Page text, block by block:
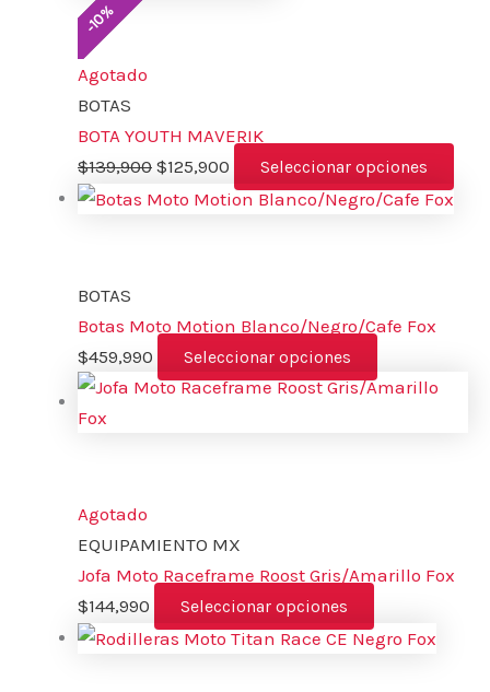
-
10
%
Agotado
BOTAS
BOTA YOUTH MAVERIK
$139,900 $125,900 Seleccionar opciones
BOTAS
Botas Moto Motion Blanco/Negro/Cafe Fox
$459,990 Seleccionar opciones
Agotado
EQUIPAMIENTO MX
Jofa Moto Raceframe Roost Gris/Amarillo Fox
$144,990 Seleccionar opciones